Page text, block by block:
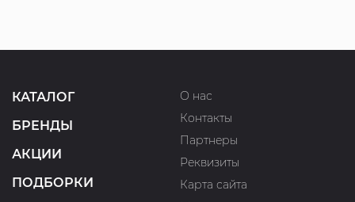
КАТАЛОГ
БРЕНДЫ
АКЦИИ
ПОДБОРКИ
О нас
Контакты
Партнеры
Реквизиты
Карта сайта